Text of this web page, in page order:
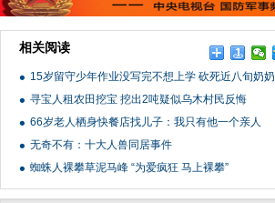
相关阅读
15岁留守少年作业没写完不想上学 砍死近八旬奶奶
寻宝人租农田挖宝 挖出2吨疑似乌木村民反悔
66岁老人栖身快餐店找儿子：我只有他一个亲人
无奇不有：十大人兽同居事件
蜘蛛人裸攀草泥马峰 “为爱疯狂 马上裸攀”